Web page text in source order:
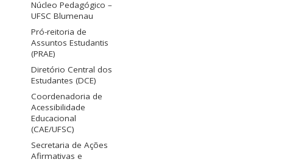
Núcleo Pedagógico –
UFSC Blumenau
Pró-reitoria de
Assuntos Estudantis
(PRAE)
Diretório Central dos
Estudantes (DCE)
Coordenadoria de
Acessibilidade
Educacional
(CAE/UFSC)
Secretaria de Ações
Afirmativas e